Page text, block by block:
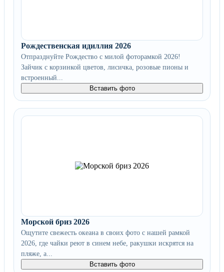
Рождественская идиллия 2026
Отпразднуйте Рождество с милой фоторамкой 2026!
Зайчик с корзинкой цветов, лисичка, розовые пионы и
встроенный...
Вставить фото
Морской бриз 2026
Ощутите свежесть океана в своих фото с нашей рамкой
2026, где чайки реют в синем небе, ракушки искрятся на
пляже, а...
Вставить фото